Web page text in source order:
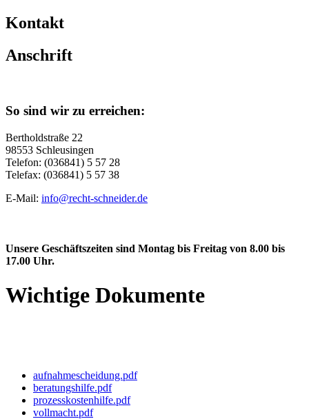
Kontakt
Anschrift
So sind wir zu erreichen:
Bertholdstraße 22
98553 Schleusingen
Telefon: (036841) 5 57 28
Telefax: (036841) 5 57 38
E-Mail: info@recht-schneider.de
Unsere Geschäftszeiten sind Montag bis Freitag von 8.00 bis
17.00 Uhr.
Wichtige Dokumente
aufnahmescheidung.pdf
beratungshilfe.pdf
prozesskostenhilfe.pdf
vollmacht.pdf